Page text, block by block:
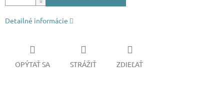
Detailné informácie
OPÝTAŤ SA STRÁŽIŤ ZDIEĽAŤ